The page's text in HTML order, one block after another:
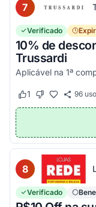
7
Verificado
10% de
Trussardi
Aplicável na 1ª
Este cupom
1 Este cupom96
8
Verificado